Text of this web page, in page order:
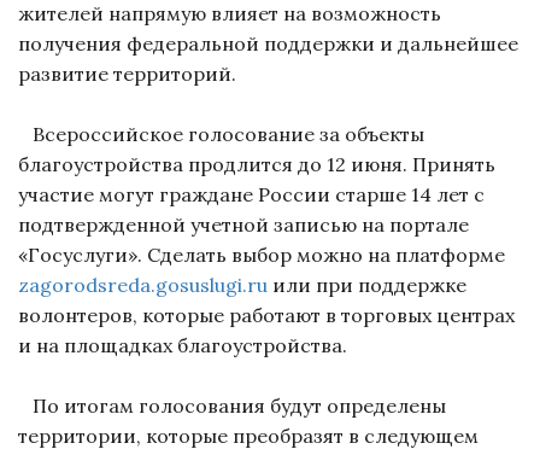
жителей напрямую влияет на возможность
получения федеральной поддержки и дальнейшее
развитие территорий.
Всероссийское голосование за объекты
благоустройства продлится до 12 июня. Принять
участие могут граждане России старше 14 лет с
подтвержденной учетной записью на портале
«Госуслуги». Сделать выбор можно на платформе
zagorodsreda.gosuslugi.ru или при поддержке
волонтеров, которые работают в торговых центрах
и на площадках благоустройства.
По итогам голосования будут определены
территории, которые преобразят в следующем